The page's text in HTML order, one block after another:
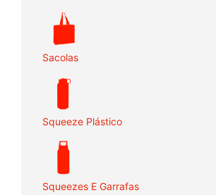
Sacolas
Squeeze Plástico
Squeezes E Garrafas